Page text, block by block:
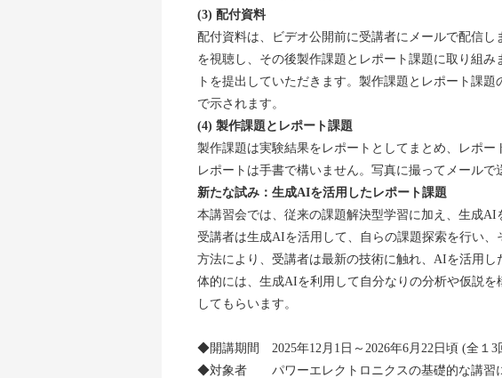
(3) 配付資料
配付資料は、ビデオ公開前に受講者にメールで配信
を視聴し、その後製作課題とレポート課題に取り組
トを提出していただきます。製作課題とレポート課
で示されます。
(4) 製作課題とレポート課題
製作課題は実験結果をレポートとしてまとめ、レポー
レポートは手書で構いません。写真に撮ってメールで
新たな試み：生成AIを活用したレポート課題
本講習会では、従来の課題解決型学習に加え、生成AI
受講者は生成AIを活用して、自らの課題探索を行い
方法により、受講者は最新の技術に触れ、AIを活用
体的には、生成AIを利用して自分なりの分析や仮説
してもらいます。
◆開講期間 2025年12月1日～2026年6月22日頃 (全１3
◆対象者 パワーエレクトロニクスの基礎的な講習